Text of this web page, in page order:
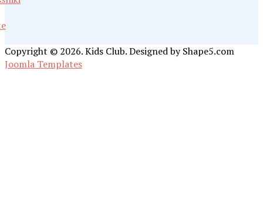
Copyright © 2026. Kids Club. Designed by Shape5.com
Joomla Templates